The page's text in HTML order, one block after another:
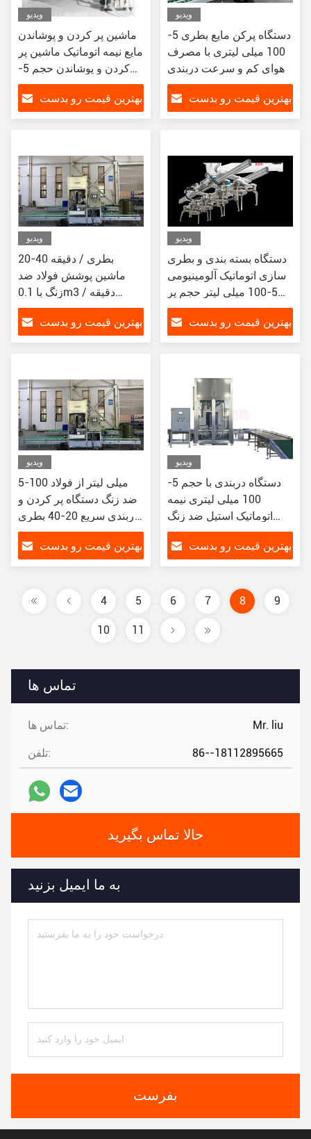
تماس ها
تماس ها: Mr. liu
تلفن: 86--18112895665
حالا تماس بگیرید
به ما ایمیل بزنید
بفرست
ویدیو
ماشین پر کردن و پوشاندن
مایع نیمه اتوماتیک ماشین پر
کردن و پوشاندن حجم 5-
100ml 220V / 50Hz
بهترین قیمت رو بدست
ویدیو
دستگاه پرکن مایع بطری 5-
100 میلی لیتری با مصرف
هوای کم و سرعت دربندی
بهترین قیمت رو بدست
ویدیو
20-40 بطری / دقیقه
ماشین پوشش فولاد ضد
زنگ با 0.1m3 / دقیقه
مصرف هوا ماشین پر کردن
و پوشش مایع
بهترین قیمت رو بدست
ویدیو
دستگاه بسته بندی و بطری
سازی اتوماتیک آلومینیومی
5-100 میلی لیتر حجم پر
کردن 40 بطری در دقیقه
بهترین قیمت رو بدست
ویدیو
5-100 میلی لیتر از فولاد
ضد زنگ دستگاه پر کردن و
دربندی سریع 20-40 بطری
در دقیقه سرعت دربندی
بهترین قیمت رو بدست
ویدیو
دستگاه دربندی با حجم 5-
100 میلی لیتری نیمه
اتوماتیک استیل ضد زنگ
دستگاه پرکن و درب بطری
بهترین قیمت رو بدست
4 5 6 7 8 9
10 11